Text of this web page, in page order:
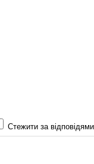
Стежити за відповідями